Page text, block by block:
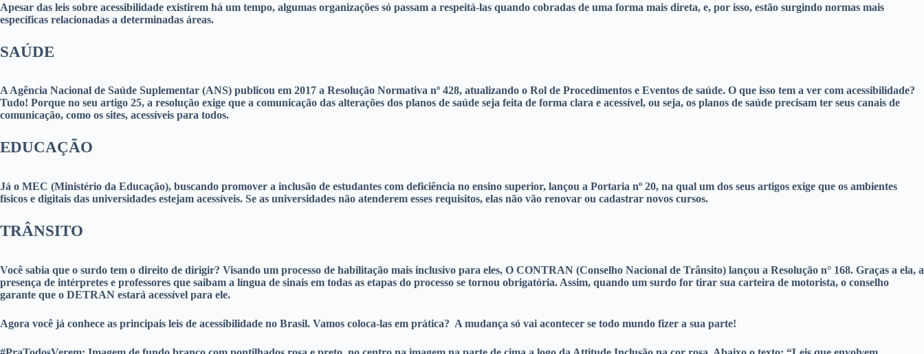
Apesar das leis sobre acessibilidade existirem há um tempo, algumas organizações só passam a respeitá-las quando cobradas de uma forma mais direta, e, por isso, estão surgindo normas mais
específicas relacionadas a determinadas áreas.
SAÚDE
A Agência Nacional de Saúde Suplementar (ANS) publicou em 2017 a Resolução Normativa nº 428, atualizando o Rol de Procedimentos e Eventos de saúde. O que isso tem a ver com acessibilidade?
Tudo! Porque no seu artigo 25, a resolução exige que a comunicação das alterações dos planos de saúde seja feita de forma clara e acessível, ou seja, os planos de saúde precisam ter seus canais de
comunicação, como os sites, acessíveis para todos.
EDUCAÇÃO
Já o MEC (Ministério da Educação), buscando promover a inclusão de estudantes com deficiência no ensino superior, lançou a Portaria nº 20, na qual um dos seus artigos exige que os ambientes
físicos e digitais das universidades estejam acessíveis. Se as universidades não atenderem esses requisitos, elas não vão renovar ou cadastrar novos cursos.
TRÂNSITO
Você sabia que o surdo tem o direito de dirigir? Visando um processo de habilitação mais inclusivo para eles, O CONTRAN (Conselho Nacional de Trânsito) lançou a Resolução n° 168. Graças a ela, a
presença de intérpretes e professores que saibam a língua de sinais em todas as etapas do processo se tornou obrigatória. Assim, quando um surdo for tirar sua carteira de motorista, o conselho
garante que o DETRAN estará acessível para ele.
Agora você já conhece as principais leis de acessibilidade no Brasil. Vamos coloca-las em prática? A mudança só vai acontecer se todo mundo fizer a sua parte!